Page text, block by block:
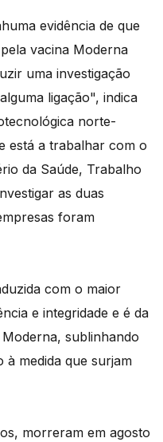
evidência de que
vacina Moderna
uma investigação
ligação", indica
norte-
está a trabalhar com o
da Saúde, Trabalho
as duas
foram
com o maior
e integridade e é da
sublinhando
medida que surjam
morreram em agosto